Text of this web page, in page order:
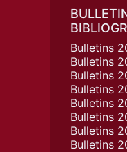
Bulletins
Bulletins
Bulletins
Bulletins
Bulletins
Bulletins
Bulletins
Bulletins